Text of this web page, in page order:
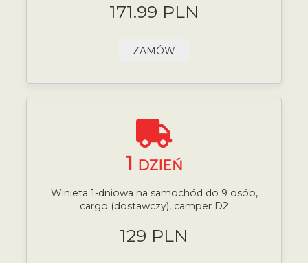
171.99 PLN
ZAMÓW
1 DZIEŃ
Winieta 1-dniowa na samochód do 9 osób,
cargo (dostawczy), camper D2
129 PLN